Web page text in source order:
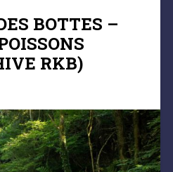
BOTTES –
RKB)